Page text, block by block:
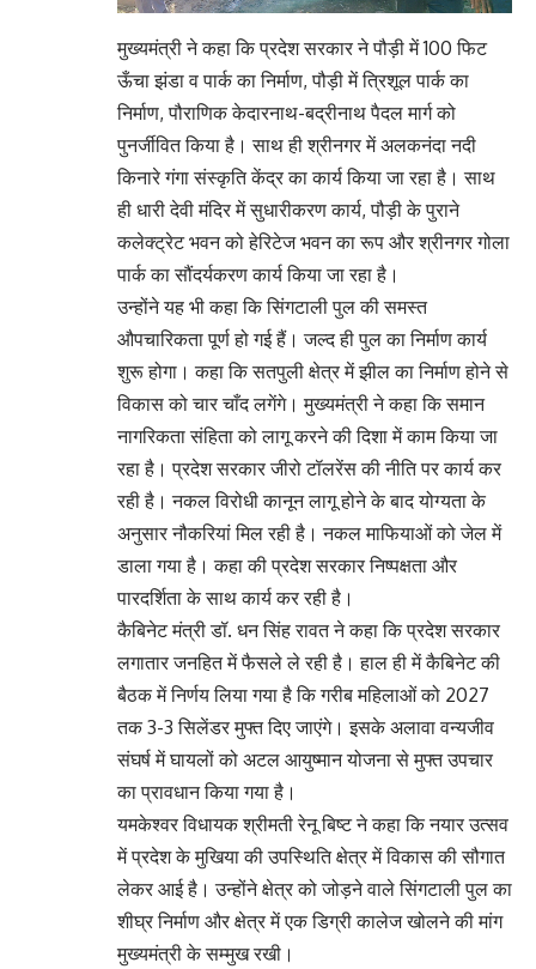
मुख्यमंत्री ने कहा कि प्रदेश सरकार ने पौड़ी में 100 फिट
ऊँचा झंडा व पार्क का निर्माण, पौड़ी में त्रिशूल पार्क का
निर्माण, पौराणिक केदारनाथ-बद्रीनाथ पैदल मार्ग को
पुनर्जीवित किया है। साथ ही श्रीनगर में अलकनंदा नदी
किनारे गंगा संस्कृति केंद्र का कार्य किया जा रहा है। साथ
ही धारी देवी मंदिर में सुधारीकरण कार्य, पौड़ी के पुराने
कलेक्ट्रेट भवन को हेरिटेज भवन का रूप और श्रीनगर गोला
पार्क का सौंदर्यकरण कार्य किया जा रहा है।
उन्होंने यह भी कहा कि सिंगटाली पुल की समस्त
औपचारिकता पूर्ण हो गई हैं। जल्द ही पुल का निर्माण कार्य
शुरू होगा। कहा कि सतपुली क्षेत्र में झील का निर्माण होने से
विकास को चार चाँद लगेंगे। मुख्यमंत्री ने कहा कि समान
नागरिकता संहिता को लागू करने की दिशा में काम किया जा
रहा है। प्रदेश सरकार जीरो टॉलरेंस की नीति पर कार्य कर
रही है। नकल विरोधी कानून लागू होने के बाद योग्यता के
अनुसार नौकरियां मिल रही है। नकल माफियाओं को जेल में
डाला गया है। कहा की प्रदेश सरकार निष्पक्षता और
पारदर्शिता के साथ कार्य कर रही है।
कैबिनेट मंत्री डॉ. धन सिंह रावत ने कहा कि प्रदेश सरकार
लगातार जनहित में फैसले ले रही है। हाल ही में कैबिनेट की
बैठक में निर्णय लिया गया है कि गरीब महिलाओं को 2027
तक 3-3 सिलेंडर मुफ्त दिए जाएंगे। इसके अलावा वन्यजीव
संघर्ष में घायलों को अटल आयुष्मान योजना से मुफ्त उपचार
का प्रावधान किया गया है।
यमकेश्वर विधायक श्रीमती रेनू बिष्ट ने कहा कि नयार उत्सव
में प्रदेश के मुखिया की उपस्थिति क्षेत्र में विकास की सौगात
लेकर आई है। उन्होंने क्षेत्र को जोड़ने वाले सिंगटाली पुल का
शीघ्र निर्माण और क्षेत्र में एक डिग्री कालेज खोलने की मांग
मुख्यमंत्री के सम्मुख रखी।